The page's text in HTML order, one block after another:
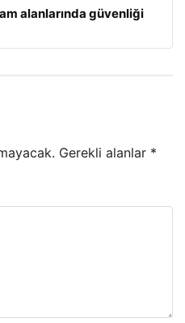
alanlarında güvenliği
Gerekli alanlar *